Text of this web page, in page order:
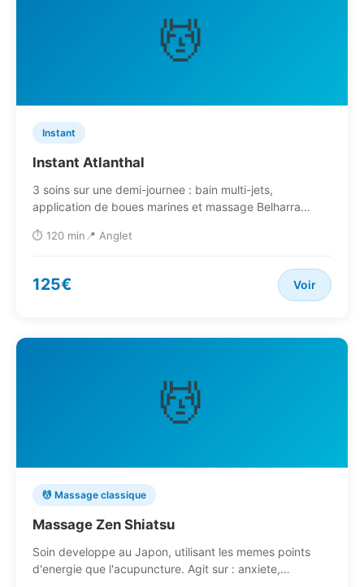
💆
Instant
Instant Atlanthal
3 soins sur une demi-journee : bain multi-jets,
application de boues marines et massage Belharra…
⏱️ 120 min 📍 Anglet
125€ Voir
💆
💆 Massage classique
Massage Zen Shiatsu
Soin developpe au Japon, utilisant les memes points
d'energie que l'acupuncture. Agit sur : anxiete,…